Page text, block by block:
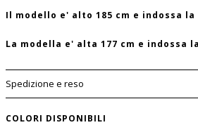
Il modello e' alto 185 cm e indossa
La modella e' alta 177 cm e indossa
Spedizione e reso
COLORI DISPONIBILI